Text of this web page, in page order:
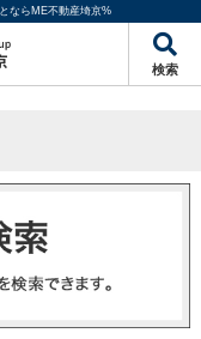
ならME不動産埼京%
検索